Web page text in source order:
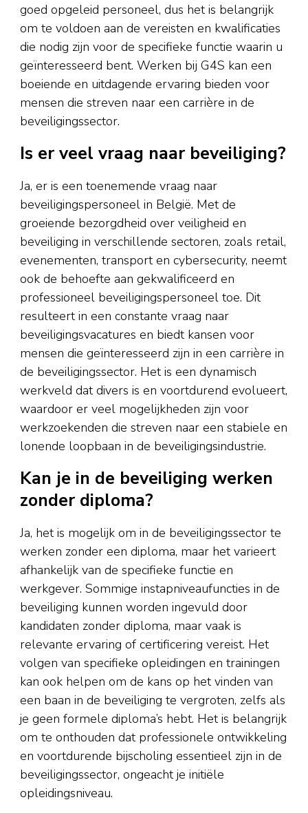
goed opgeleid personeel, dus het is belangrijk
om te voldoen aan de vereisten en kwalificaties
die nodig zijn voor de specifieke functie waarin u
geïnteresseerd bent. Werken bij G4S kan een
boeiende en uitdagende ervaring bieden voor
mensen die streven naar een carrière in de
beveiligingssector.
Is er veel vraag naar beveiliging?
Ja, er is een toenemende vraag naar
beveiligingspersoneel in België. Met de
groeiende bezorgdheid over veiligheid en
beveiliging in verschillende sectoren, zoals retail,
evenementen, transport en cybersecurity, neemt
ook de behoefte aan gekwalificeerd en
professioneel beveiligingspersoneel toe. Dit
resulteert in een constante vraag naar
beveiligingsvacatures en biedt kansen voor
mensen die geïnteresseerd zijn in een carrière in
de beveiligingssector. Het is een dynamisch
werkveld dat divers is en voortdurend evolueert,
waardoor er veel mogelijkheden zijn voor
werkzoekenden die streven naar een stabiele en
lonende loopbaan in de beveiligingsindustrie.
Kan je in de beveiliging werken
zonder diploma?
Ja, het is mogelijk om in de beveiligingssector te
werken zonder een diploma, maar het varieert
afhankelijk van de specifieke functie en
werkgever. Sommige instapniveaufuncties in de
beveiliging kunnen worden ingevuld door
kandidaten zonder diploma, maar vaak is
relevante ervaring of certificering vereist. Het
volgen van specifieke opleidingen en trainingen
kan ook helpen om de kans op het vinden van
een baan in de beveiliging te vergroten, zelfs als
je geen formele diploma’s hebt. Het is belangrijk
om te onthouden dat professionele ontwikkeling
en voortdurende bijscholing essentieel zijn in de
beveiligingssector, ongeacht je initiële
opleidingsniveau.